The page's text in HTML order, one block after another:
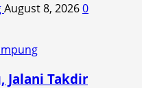
August 8, 20260
Jalani Takdir